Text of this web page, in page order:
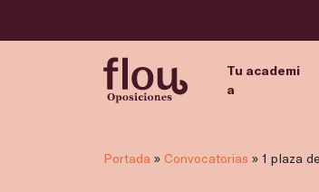
Tu academi
a
Portada » Convocatorias » 1 plaza